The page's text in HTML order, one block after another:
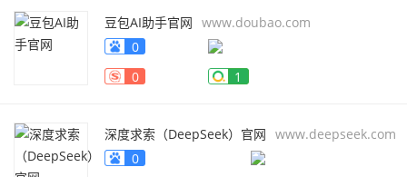
豆包AI助手官网 www.doubao.com
0
0
1
深度求索（DeepSeek）官网 www.deepseek.com
0